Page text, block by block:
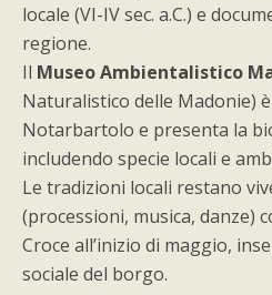
locale (VI-IV sec. a.C.) e
regione.
Il Museo Ambientalistico
Naturalistico delle Madonie)
Notarbartolo e presenta la
includendo specie locali e
Le tradizioni locali restano
(processioni, musica, danze)
Croce all’inizio di maggio,
sociale del borgo.